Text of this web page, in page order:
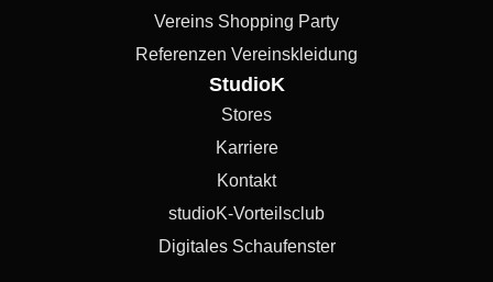
Vereins Shopping Party
Referenzen Vereinskleidung
StudioK
Stores
Karriere
Kontakt
studioK-Vorteilsclub
Digitales Schaufenster